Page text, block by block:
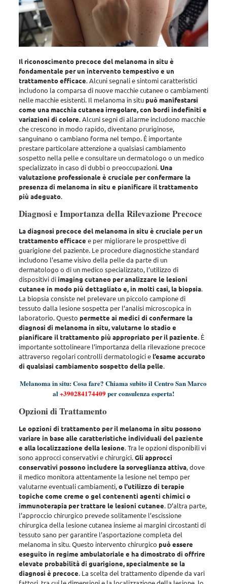
Il riconoscimento precoce del melanoma in situ è
fondamentale per un intervento tempestivo e un
trattamento efficace.Alcuni segnali e sintomi caratteristici
includono la comparsa di nuove macchie cutaneeo cambiamenti
nelle macchie esistenti. Il melanoma in situ può manifestarsi
come una macchia cutanea irregolare, con bordi indefiniti e
variazioni di colore.Alcuni segni di allarme includono macchie
che crescono in modo rapido, diventano pruriginose,
sanguinano o cambiano forma nel tempo. È importante
prestare particolare attenzione a qualsiasi cambiamento
sospetto nella pelle e consultare un dermatologo o un medico
specializzato in caso di dubbi o preoccupazioni. Una
valutazione professionale è cruciale per confermare la
presenza di melanoma in situ e pianificare il trattamento
più adeguato.
Diagnosi e Importanza della Rilevazione Precoce
La diagnosi precoce del melanoma in situ è cruciale per un
trattamento efficace e per migliorare le prospettive di
guarigione del paziente. Le procedure diagnostiche standard
includono l’esame visivo della pelle da parte di un
dermatologo o di un medico specializzato, l’utilizzo di
dispositivi diimaging cutaneo per analizzare le lesioni
cutanee in modo più dettagliato e, in molti casi, la biopsia.
La biopsia consiste nel prelevare un piccolo campione di
tessuto dalla lesione sospetta per l’analisi microscopica in
laboratorio. Questo permette ai medici di confermare la
diagnosi di melanoma in situ, valutarne lo stadio e
pianificare il trattamento più appropriato per il paziente. È
importante sottolineare l’importanza della rilevazione precoce
attraverso regolari controllidermatologici e l’esame accurato
di qualsiasi cambiamento sospetto della pelle.
Melanoma in situ: Cosa fare? Chiama subito il Centro San Marco
al+390284174409per consulenza esperta!
Opzioni di Trattamento
Le opzioni di trattamento per il melanoma in situ possono
variare in base alle caratteristiche individuali del paziente
e alla localizzazione della lesione. Tra le opzioni disponibili vi
sono approcci conservativi e chirurgici.Gli approcci
conservativi possono includere la sorveglianza attiva, dove
il medico monitora attentamente la lesione nel tempo per
valutarne eventuali cambiamenti,o l’utilizzo di terapie
topiche come creme o gel contenenti agenti chimici o
immunoterapia per trattare le lesioni cutanee. D’altra parte,
l’approccio chirurgico prevede solitamente l’escissione
chirurgica della lesione cutanea insieme ai margini circostanti di
tessuto sano per garantire l’asportazione completa del
melanoma in situ. Questo intervento chirurgico può essere
eseguito in regime ambulatoriale e ha dimostrato di offrire
elevate probabilità di guarigione, specialmente se la
diagnosi è precoce. La scelta del trattamento dipende da vari